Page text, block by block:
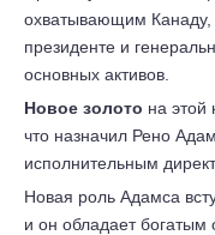
охватывающим
президенте и
основных активов.
Новое золото на этой
что назначил Рено
исполнительным
Новая роль Адамса
и он обладает богатым